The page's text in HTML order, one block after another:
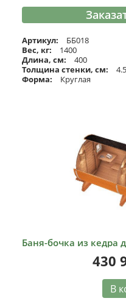
Артикул:
ББ018
Вес, кг:
1400
Длина, см:
400
Толщина стенки, см:
4.5
Форма:
Круглая
Баня-бочка из кедра
430
В